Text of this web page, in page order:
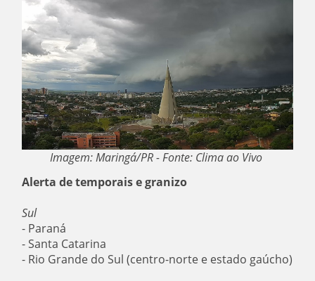
Imagem: Maringá/PR - Fonte: Clima ao Vivo
Alerta de temporais e granizo
Sul
- Paraná
- Santa Catarina
- Rio Grande do Sul (centro-norte e estado gaúcho)